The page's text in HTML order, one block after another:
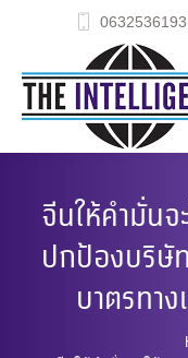
0632536193
จีนให้คำมั่นจ
ปกป้องบริษั
บาตรทา